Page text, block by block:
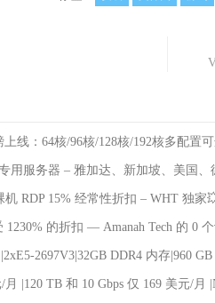
线：64核/96核/128核/192核多配置
用服务器 – 雅加达、新加坡、美国、
RDP 15% 经常性折扣 – WHT 独家
1230% 的折扣 — Amanah Tech 的 0
2697V3|32GB DDR4 内存|960 GB
|120 TB 和 10 Gbps 仅 169 美元/月